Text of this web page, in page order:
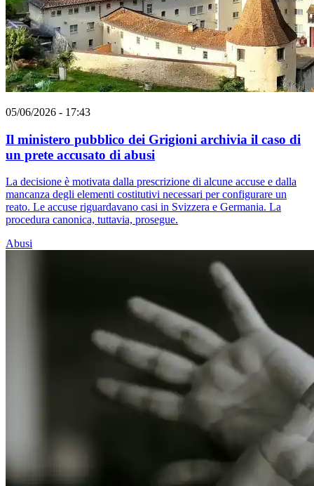
05/06/2026 - 17:43
Il ministero pubblico dei Grigioni archivia il caso di
un prete accusato di abusi
La decisione è motivata dalla prescrizione di alcune accuse e dalla
mancanza degli elementi costitutivi necessari per configurare un
reato. Le accuse riguardavano casi in Svizzera e Germania. La
procedura canonica, tuttavia, prosegue.
Abusi